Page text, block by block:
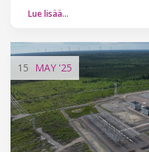
Lue lisää…
15 MAY '25